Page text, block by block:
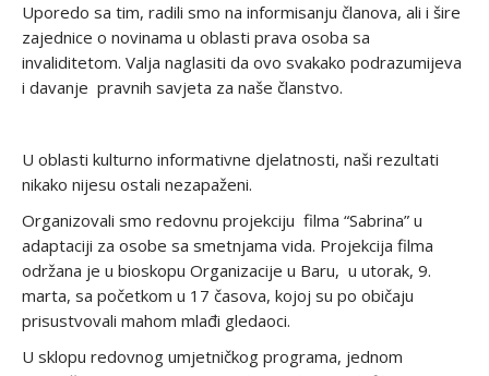
Uporedo sa tim, radili smo na informisanju članova, ali i šire
zajednice o novinama u oblasti prava osoba sa
invaliditetom. Valja naglasiti da ovo svakako podrazumijeva
i davanje pravnih savjeta za naše članstvo.
U oblasti kulturno informativne djelatnosti, naši rezultati
nikako nijesu ostali nezapaženi.
Organizovali smo redovnu projekciju filma “Sabrina” u
adaptaciji za osobe sa smetnjama vida. Projekcija filma
održana je u bioskopu Organizacije u Baru, u utorak, 9.
marta, sa početkom u 17 časova, kojoj su po običaju
prisustvovali mahom mlađi gledaoci.
U sklopu redovnog umjetničkog programa, jednom